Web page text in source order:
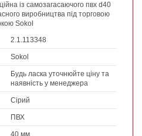
із самозагасаючого пвх d40
виробництва під торговою
Sokol
2.1.113348
Sokol
Будь ласка уточнюйте ціну та
наявність у менеджера
Сірий
ПВХ
40 мм